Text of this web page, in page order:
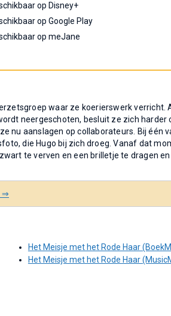
op Disney+
op Google Play
op meJane
waar ze koerierswerk verricht.
neergeschoten, besluit ze zich harder
nu aanslagen op collaborateurs. Bij één
die Hugo bij zich droeg. Vanaf dat
te verven en een brilletje te dragen
⇒
Het Meisje met het Rode Haar
Het Meisje met het Rode Haar